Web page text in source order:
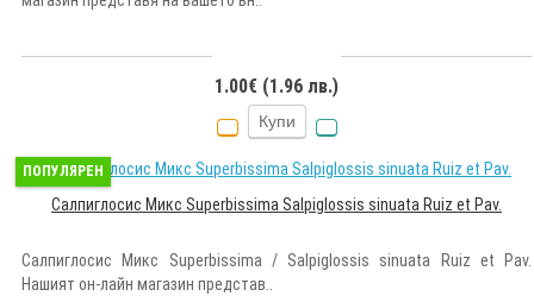
1.00€ (1.96 лв.)
Купи
ПОПУЛЯРЕН
Салпиглосис Микс Superbissima Salpiglossis sinuata Ruiz et Pav.
Салпиглосис Микс Superbissima / Salpiglossis sinuata Ruiz et Pav.
Нашият он-лайн магазин представ..